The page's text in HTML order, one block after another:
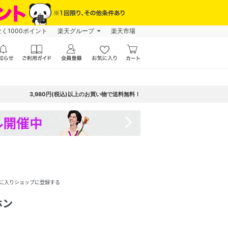
1000ポイント 楽天グループ 楽天市場
3,980円(税込)以上のお買い物で送料無料！
入りショップに登録する